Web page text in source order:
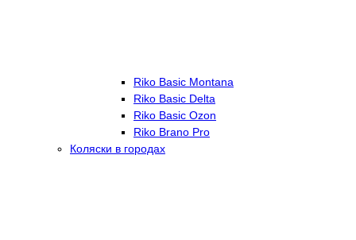
Riko Basic Montana
Riko Basic Delta
Riko Basic Ozon
Riko Brano Pro
Коляски в городах